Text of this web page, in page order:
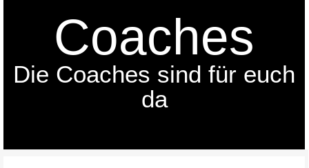
Coaches
Die Coaches sind für euch
da